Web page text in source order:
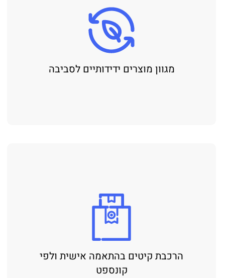
מגוון מוצרים ידידותיים לסביבה
הרכבת קיטים בהתאמה אישית ולפי
קונספט